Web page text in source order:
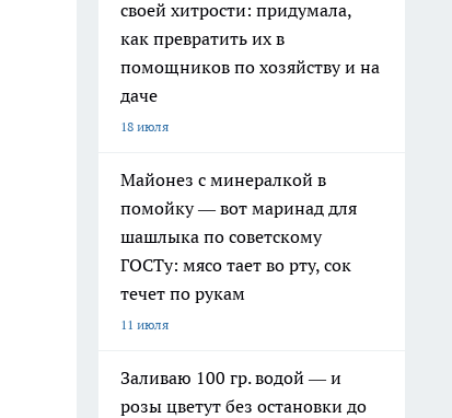
своей хитрости: придумала,
как превратить их в
помощников по хозяйству и на
даче
18 июля
Майонез с минералкой в
помойку — вот маринад для
шашлыка по советскому
ГОСТу: мясо тает во рту, сок
течет по рукам
11 июля
Заливаю 100 гр. водой — и
розы цветут без остановки до